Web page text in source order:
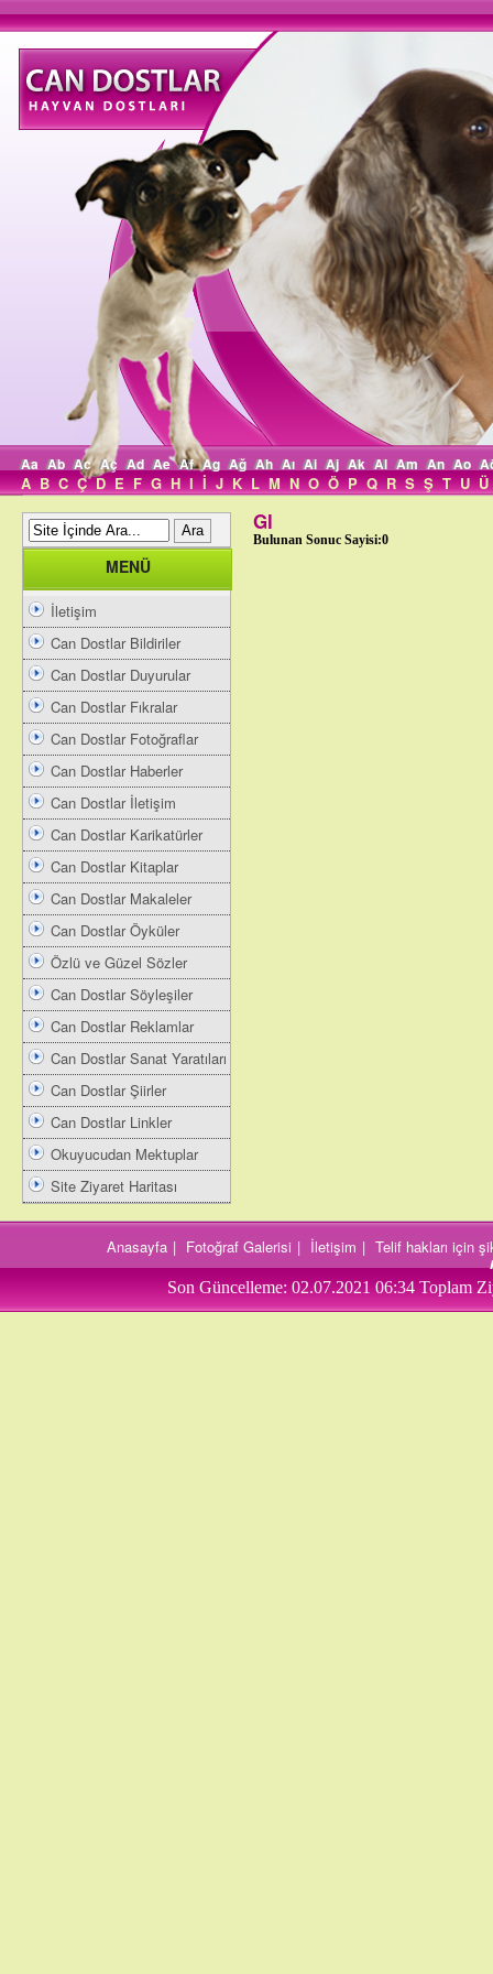
Aa Ab Ac Aç Ad Ae Af Ag Ağ Ah Aı Ai Aj Ak Al Am An Ao
A B C Ç D E F G H I İ J K L M N O Ö P Q R S Ş T U Ü
MENÜ
İletişim
Can Dostlar Bildiriler
Can Dostlar Duyurular
Can Dostlar Fıkralar
Can Dostlar Fotoğraflar
Can Dostlar Haberler
Can Dostlar İletişim
Can Dostlar Karikatürler
Can Dostlar Kitaplar
Can Dostlar Makaleler
Can Dostlar Öyküler
Özlü ve Güzel Sözler
Can Dostlar Söyleşiler
Can Dostlar Reklamlar
Can Dostlar Sanat Yaratıları
Can Dostlar Şiirler
Can Dostlar Linkler
Okuyucudan Mektuplar
Site Ziyaret Haritası
Gl
Bulunan Sonuc Sayisi:0
Anasayfa | Fotoğraf Galerisi | İletişim | Telif hakları için
Son Güncelleme: 02.07.2021 06:34 Toplam